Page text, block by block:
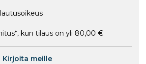
kun tilaus on yli 80,00 €
Kirjoita meille